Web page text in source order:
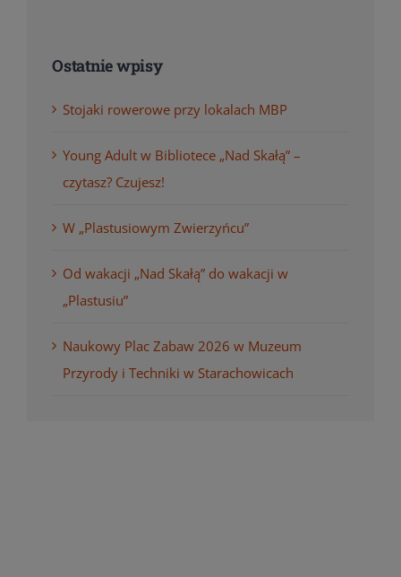
Ostatnie wpisy
Stojaki rowerowe przy lokalach MBP
Young Adult w Bibliotece „Nad Skałą” –
czytasz? Czujesz!
W „Plastusiowym Zwierzyńcu”
Od wakacji „Nad Skałą” do wakacji w
„Plastusiu”
Naukowy Plac Zabaw 2026 w Muzeum
Przyrody i Techniki w Starachowicach